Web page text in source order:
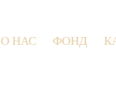
О НАС ФОНД